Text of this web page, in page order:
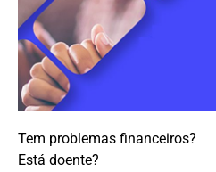
Tem problemas financeiros?
Está doente?